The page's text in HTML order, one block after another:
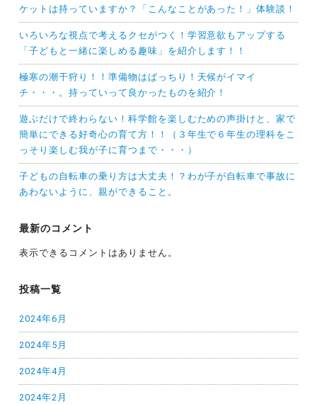
ケットは持っていますか？「こんなことがあった！」体験談！
いろいろな視点で考えるクセがつく！学習意欲もアップする
「子どもと一緒に楽しめる趣味」を紹介します！！
極寒の潮干狩り！！準備物はばっちり！天候がイマイ
チ・・・。持っていって良かったものを紹介！
遊ぶだけで終わらない！科学館を楽しむための声掛けと、家で
簡単にできる好奇心の育て方！！（３年生で６年生の理科をこ
っそり楽しむ我が子に育つまで・・・）
子どもの自転車の乗り方は大丈夫！？わが子が自転車で事故に
あわないように、親ができること。
最新のコメント
表示できるコメントはありません。
投稿一覧
2024年6月
2024年5月
2024年4月
2024年2月